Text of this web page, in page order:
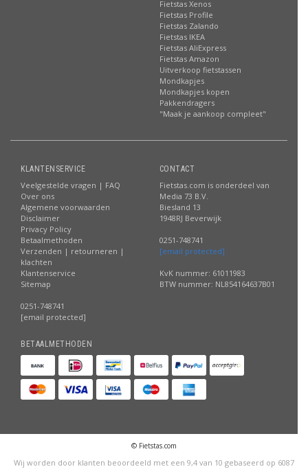
Fietstas Xenos
Fietstas Profile
Fietstas Zalando
Fietstas IKEA
Fietstas AliExpress
Fietstas Amazon
Uitverkoop fietstassen
Mondkapjes
Mondkapjes kopen
Pakkendragers
"Maak je aankoop compleet"
KLANTENSERVICE
Veelgestelde vragen | FAQ
Over ons
Algemene voorwaarden
Disclaimer
Privacy Policy
Betaalmethoden
Verzenden | retourneren |
klachten
Klantenservice
Sitemap
0251-748741
[email protected]
CONTACT
Fietstas.com is onderdeel van
Media 73 B.V.
Biesland 13
1948RJ Beverwijk
0251-748741
[email protected]
KvK nummer: 61011983
BTW nummer: NL854164637B01
BETAALMETHODEN
© Fietstas.com
Wij worden door klanten beoordeeld met een 9,4 van 10 gebaseerd op 6087